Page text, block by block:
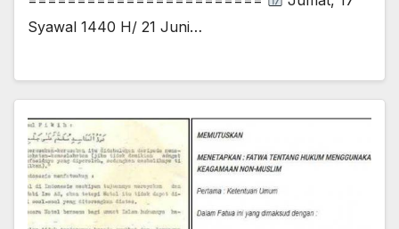
Syawal 1440 H/ 21 Juni…